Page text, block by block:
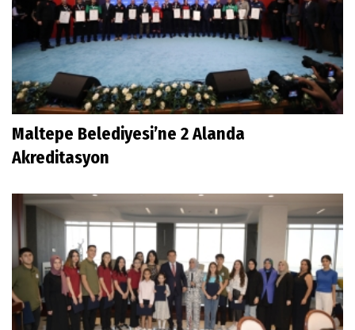
Maltepe Belediyesi’ne 2 Alanda
Akreditasyon